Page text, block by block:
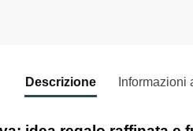
Descrizione Informazioni